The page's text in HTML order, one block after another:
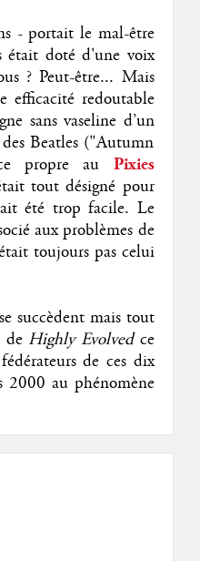
- portait le mal-être
était doté d'une voix
? Peut-être... Mais
efficacité redoutable
sans vaseline d’un
Beatles ("Autumn
propre au Pixies
tout désigné pour
été trop facile. Le
aux problèmes de
toujours pas celui
succèdent mais tout
de Highly Evolvedce
de ces dix
2000 au phénomène